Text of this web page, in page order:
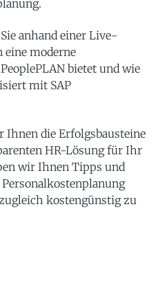
anhand einer Live-
eine moderne
bietet und wie
mit SAP
die Erfolgsbausteine
HR-Lösung für Ihr
wir Ihnen Tipps und
kostengünstig zu